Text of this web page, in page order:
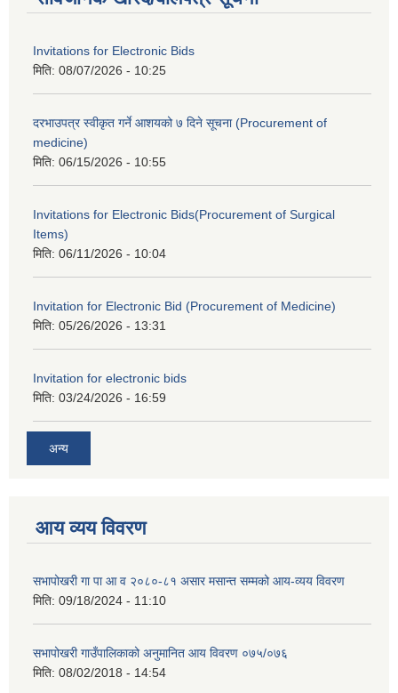
Invitations for Electronic Bids
मिति: 08/07/2026 - 10:25
दरभाउपत्र स्वीकृत गर्ने आशयको ७ दिने सूचना (Procurement of
medicine)
मिति: 06/15/2026 - 10:55
Invitations for Electronic Bids(Procurement of Surgical
Items)
मिति: 06/11/2026 - 10:04
Invitation for Electronic Bid (Procurement of Medicine)
मिति: 05/26/2026 - 13:31
Invitation for electronic bids
मिति: 03/24/2026 - 16:59
अन्य
आय व्यय विवरण
सभापोखरी गा पा आ व २०८०-८१ असार मसान्त सम्मको आय-व्यय विवरण
मिति: 09/18/2024 - 11:10
सभापोखरी गाउँपालिकाको अनुमानित आय विवरण ०७५/०७६
मिति: 08/02/2018 - 14:54